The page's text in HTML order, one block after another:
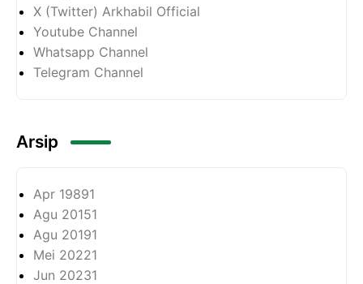
X (Twitter) Arkhabil Official
Youtube Channel
Whatsapp Channel
Telegram Channel
Arsip
Apr 19891
Agu 20151
Agu 20191
Mei 20221
Jun 20231